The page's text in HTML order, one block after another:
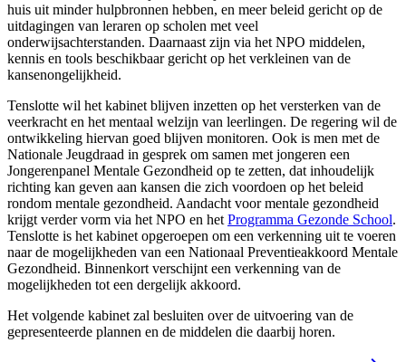
huis uit minder hulpbronnen hebben, en meer beleid gericht op de
uitdagingen van leraren op scholen met veel
onderwijsachterstanden. Daarnaast zijn via het NPO middelen,
kennis en tools beschikbaar gericht op het verkleinen van de
kansenongelijkheid.
Tenslotte wil het kabinet blijven inzetten op het versterken van de
veerkracht en het mentaal welzijn van leerlingen. De regering wil de
ontwikkeling hiervan goed blijven monitoren. Ook is men met de
Nationale Jeugdraad in gesprek om samen met jongeren een
Jongerenpanel Mentale Gezondheid op te zetten, dat inhoudelijk
richting kan geven aan kansen die zich voordoen op het beleid
rondom mentale gezondheid. Aandacht voor mentale gezondheid
krijgt verder vorm via het NPO en het Programma Gezonde School.
Tenslotte is het kabinet opgeroepen om een verkenning uit te voeren
naar de mogelijkheden van een Nationaal Preventieakkoord Mentale
Gezondheid. Binnenkort verschijnt een verkenning van de
mogelijkheden tot een dergelijk akkoord.
Het volgende kabinet zal besluiten over de uitvoering van de
gepresenteerde plannen en de middelen die daarbij horen.